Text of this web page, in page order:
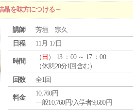
晶を味方につける～
講師
芳垣 宗久
日程
11月 17日
時間
（ 日 ） 13 ：00 ～ 17 ：00
（休憩20分1回含む）
回数
全1回
料金
10,760円
一般10,760円/入学者9,680円